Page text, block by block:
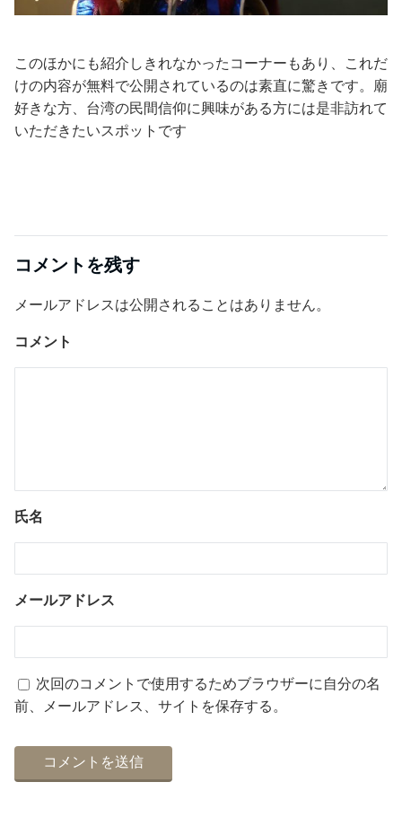
このほかにも紹介しきれなかったコーナーもあり、これだ
けの内容が無料で公開されているのは素直に驚きです。廟
好きな方、台湾の民間信仰に興味がある方には是非訪れて
いただきたいスポットです
コメントを残す
メールアドレスは公開されることはありません。
コメント
氏名
メールアドレス
次回のコメントで使用するためブラウザーに自分の名
前、メールアドレス、サイトを保存する。